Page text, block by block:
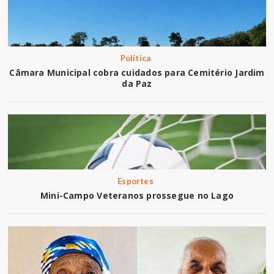
Política
Câmara Municipal cobra cuidados para Cemitério Jardim
da Paz
Esportes
Mini-Campo Veteranos prossegue no Lago